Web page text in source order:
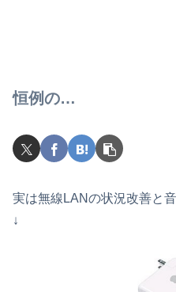
恒例の…
実は無線LANの状況改善と
↓